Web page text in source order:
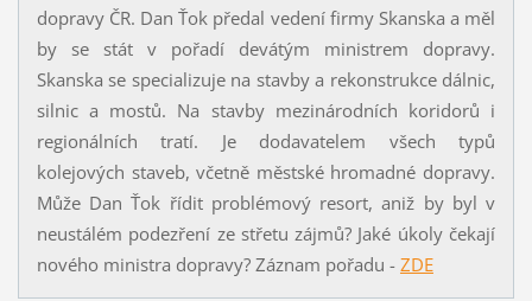
dopravy ČR. Dan Ťok předal vedení firmy Skanska a měl
by se stát v pořadí devátým ministrem dopravy.
Skanska se specializuje na stavby a rekonstrukce dálnic,
silnic a mostů. Na stavby mezinárodních koridorů i
regionálních tratí. Je dodavatelem všech typů
kolejových staveb, včetně městské hromadné dopravy.
Může Dan Ťok řídit problémový resort, aniž by byl v
neustálém podezření ze střetu zájmů? Jaké úkoly čekají
nového ministra dopravy? Záznam pořadu - ZDE